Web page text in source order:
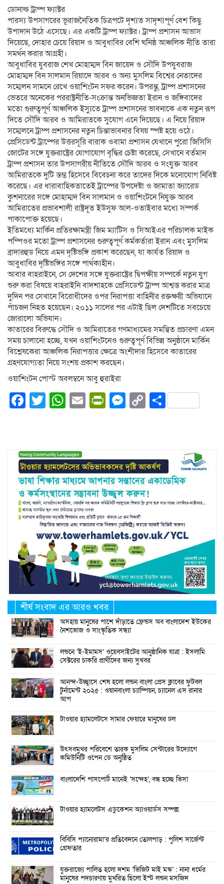
ডোনাল্ড ট্রাম্প ফ্যাক্টর
পারস্য উপসাগরের ভূরাজনৈতিক চিত্রপটে দৃশ্যত সাদৃশ্যপূর্ণ বেশ কিছু
উপাদান উঠে এসেছে। এর একটি ট্রাম্প ফ্যাক্টর। ট্রাম্প প্রশাসন আভাস
দিয়েছে, দোহার চেয়ে রিয়াদ ও আবুধাবির বেশি ঘনিষ্ঠ আঞ্চলিক নীতি তারা
সমর্থন করার আগ্রহী।
আবুধাবির যুবরাজ শেখ মোহাম্মদ বিন জায়েদ ও সৌদি উপযুবরাজ
মোহাম্মদ বিন সালমান রিয়াদে আরব ও অন্য মুসলিম বিশ্বের নেতাদের
সম্মেলন সামনে রেখে ওয়াশিংটন সফর করেন। উপরন্তু, ট্রাম্প প্রশাসনের
ভেতরে অনেকের পররাষ্ট্রনীতি-সংক্রান্ত অনভিজ্ঞতা ইরান ও জঙ্গিবাদের
মতো গুরুত্বপূর্ণ আঞ্চলিক ইস্যুতে ট্রাম্প প্রশাসনের ভাবনাকে এক নতুন রূপ
দিতে সৌদি আরব ও আমিরাতকে সুযোগ এনে দিয়েছে। এ নিয়ে রিয়াদ
সম্মেলনে ট্রাম্প প্রশাসনের নতুন চিন্তাভাবনার বিষয় স্পষ্ট হয়ে ওঠে।
প্রেসিডেন্ট ট্রাম্পের উত্তরসূরি বারাক ওবামা প্রশাসন যেখানে পুরো জিসিসি
জোটের সঙ্গে যুক্তরাষ্ট্রের যোগাযোগ বৃদ্ধির চেষ্টা করেছে, সেখানে বর্তমান
ট্রাম্প প্রশাসন তার উপসাগরীয় নীতিতে সৌদি আরব ও সংযুক্ত আরব
আমিরাতকে দুটি স্তম্ভ হিসেবে বিবেচনা করে তাদের দিকে মনোযোগ নিবিষ্ট
করেছে। এর ধারাবাহিকতাতেই ট্রাম্পের উপদেষ্টা ও জামাতা জ্যারেড
কুশনারের সঙ্গে মোহাম্মদ বিন সালমান ও ওয়াশিংটনে নিযুক্ত আরব
আমিরাতের প্রভাবশালী রাষ্ট্রদূত ইউসুফ আল-ওতাইবার মধ্যে সম্পর্ক
পাকাপোক্ত হয়েছে।
ইতিমধ্যে মার্কিন প্রতিরক্ষামন্ত্রী জিম ম্যাটিস ও সিআইএর পরিচালক মাইক
পম্পিওর মতো ট্রাম্প প্রশাসনের গুরুত্বপূর্ণ কর্মকর্তারা ইরান এবং মুসলিম
ব্রাদারহুড নিয়ে এমন দৃষ্টিভঙ্গি প্রকাশ করেছেন, যা কার্যত রিয়াদ ও
আবুধাবির দৃষ্টিভঙ্গির সঙ্গে পার্থক্যহীন।
আবার বাহরাইনে, সে দেশের সঙ্গে যুক্তরাষ্ট্রের দ্বিপক্ষীয় সম্পর্কে নতুন যুগ
শুরু করা বিষয়ে বাহরাইনি বাদশাহকে প্রেসিডেন্ট ট্রাম্প আশ্বস্ত করার মাত্র
দুদিন পর সেখানে বিরোধীদের ওপর নিরাপত্তা বাহিনীর রক্তক্ষয়ী অভিযানে
পাঁচজন নিহত হয়েছেন। ২০১১ সালের পর এটাই ছিল দেশটিতে সবচেয়ে
জোরালো অভিযান।
কাতারের বিরুদ্ধে সৌদি ও আমিরাতের গণমাধ্যমের সমন্বিত প্রচারণা এমন
সময় চালানো হচ্ছে, যখন ওয়াশিংটনেও গুরুত্বপূর্ণ বিভিন্ন অনুষ্ঠানে মার্কিন
বিশ্লেষকেরা আঞ্চলিক নিরাপত্তার ক্ষেত্রে অংশীদার হিসেবে কাতারের
গ্রহণযোগ্যতা নিয়ে সংশয় প্রকাশ করছেন।
ওয়াশিংটন পোস্ট অবলম্বনে আবু হুরাইরা
Facebook
Twitter
WhatsApp
EmailPrintFriendly
Messenger
CopyShare
শীর্ষ সংবাদ এর আরও খবর
অসহায় মানুষের পাশে দাঁড়াতে ফ্রেন্ডস অব বাংলাদেশ ইউকের
নৈশভোজ ও সাংস্কৃতিক সন্ধ্যা
লন্ডনে ‘ই-ইমামস’ ওয়েবসাইটের আনুষ্ঠানিক যাত্রা : ইসলামি
সেক্টরের চাকরি প্রার্থীদের জন্য সুখবর
আনন্দ-উচ্ছ্বাসে শেষ হলো লন্ডন বাংলা প্রেস ক্লাবের ফুটবল
টুর্নামেন্ট ২০২৫ : ওয়ানবাংলা চ্যাম্পিয়ন, চ্যানেল এস রানার
আপ
টাওয়ার হ্যামলেটসে সামার ফেয়ারে মানুষের ঢল
উৎসবমুখর পরিবেশে তারক মুসলিম সেন্টারের উদ্যোগে
কমিউনিটি ওপেন ডে অনুষ্ঠিত
বাংলাদেশি পাসপোর্ট মানেই ‘সন্দেহ’, বন্ধ হচ্ছে ভিসা
টাওয়ার হ্যামলেটস এডুকেশন অ্যাওয়ার্ডস সম্পন্ন
বিবিসি প্যানোরামা’র প্রতিবেদনে তোলপাড় : পুলিশ সার্জেন্ট
গ্রেফতার
যুক্তরাজ্যে পালিত হলো দশম ‘ভিজিট মাই মস্ক’ : নানা ধর্মের
মানুষের পদচারণায় মুখরিত ছিলো ইস্ট লন্ডন মসজিদ